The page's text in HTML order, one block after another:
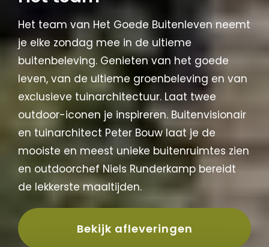
Het team van Het Goede Buitenleven neemt
je elke zondag mee in de ultieme
buitenbeleving. Genieten van het goede
leven, van de ultieme groenbeleving en van
exclusieve tuinarchitectuur. Laat twee
outdoor-iconen je inspireren. Buitenvisionair
en tuinarchitect Peter Bouw laat je de
mooiste en meest unieke buitenruimtes zien
en outdoorchef Niels Runderkamp bereidt
de lekkerste maaltijden.
Bekijk afleveringen